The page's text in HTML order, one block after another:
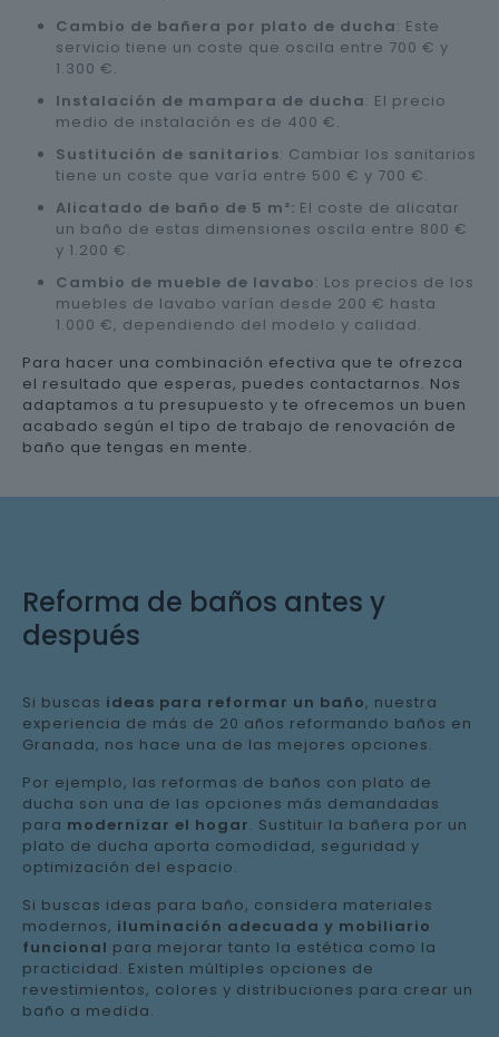
Cambio de bañera por plato de ducha: Este
servicio tiene un coste que oscila entre 700 € y
1.300 €.
Instalación de mampara de ducha: El precio
medio de instalación es de 400 €.
Sustitución de sanitarios: Cambiar los sanitarios
tiene un coste que varía entre 500 € y 700 €.
Alicatado de baño de 5 m²: El coste de alicatar
un baño de estas dimensiones oscila entre 800 €
y 1.200 €.
Cambio de mueble de lavabo: Los precios de los
muebles de lavabo varían desde 200 € hasta
1.000 €, dependiendo del modelo y calidad.
Para hacer una combinación efectiva que te ofrezca
el resultado que esperas, puedes contactarnos. Nos
adaptamos a tu presupuesto y te ofrecemos un buen
acabado según el tipo de trabajo de renovación de
baño que tengas en mente.
Reforma de baños antes y
después
Si buscas ideas para reformar un baño, nuestra
experiencia de más de 20 años reformando baños en
Granada, nos hace una de las mejores opciones.
Por ejemplo, las reformas de baños con plato de
ducha son una de las opciones más demandadas
para modernizar el hogar. Sustituir la bañera por un
plato de ducha aporta comodidad, seguridad y
optimización del espacio.
Si buscas ideas para baño, considera materiales
modernos, iluminación adecuada y mobiliario
funcional para mejorar tanto la estética como la
practicidad. Existen múltiples opciones de
revestimientos, colores y distribuciones para crear un
baño a medida.